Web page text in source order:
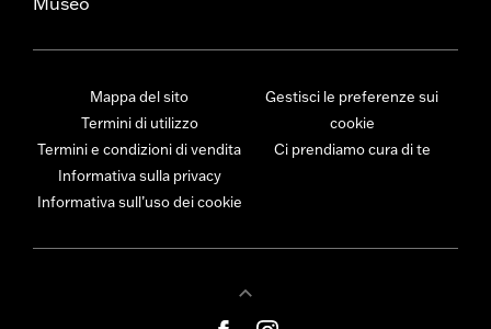
Mappa del sito
Termini di utilizzo
Termini e condizioni di vendita
Informativa sulla privacy
Informativa sull’uso dei cookie
Gestisci le preferenze sui
cookie
Ci prendiamo cura di te